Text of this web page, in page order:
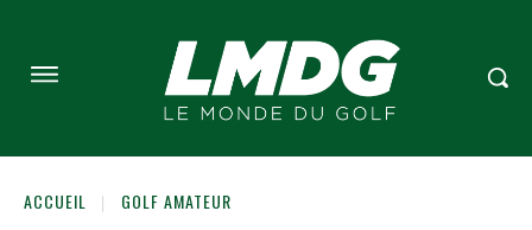
ACCUEIL GOLF AMATEUR